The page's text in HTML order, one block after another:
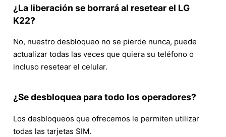
¿La liberación se borrará al resetear el LG
K22?
No, nuestro desbloqueo no se pierde nunca, puede
actualizar todas las veces que quiera su teléfono o
incluso resetear el celular.
¿Se desbloquea para todo los operadores?
Los desbloqueos que ofrecemos le permiten utilizar
todas las tarjetas SIM.